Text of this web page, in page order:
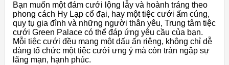
Bạn muốn một đám cưới lộng lẫy và hoành tráng theo
phong cách Hy Lạp cổ đại, hay một tiệc cưới ấm cúng,
quy tụ gia đình và những người thân yêu, Trung tâm tiệc
cưới Green Palace có thể đáp ứng yêu cầu của bạn.
Mỗi tiệc cưới đều mang một dấu ấn riêng, không chỉ dễ
dàng tổ chức một tiệc cưới ưng ý mà còn tràn ngập sự
lãng mạn, hạnh phúc.